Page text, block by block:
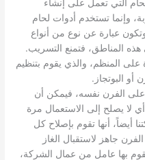
التي تعمل على إنشاء
وإنما تستخدم أدوات لحام
عبارة عن نوع من أنواع
المناطق، فتمنع التسريب.
على المنظم، والذي يقوم بتنظيم
أو البوتجاز.
على الفرن نفسه، فيمكن أن
لا يصلح إلى الاستعمال مرة
أيضاً، أنها تقوم بإصلاح كل
جاهز لاستقبال الغاز
بها عامل من عمال الشركة،